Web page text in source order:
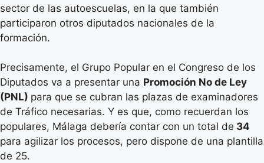
sector de las autoescuelas, en la que también
participaron otros diputados nacionales de la
formación.
Precisamente, el Grupo Popular en el Congreso de los
Diputados va a presentar una Promoción No de Ley
(PNL) para que se cubran las plazas de examinadores
de Tráfico necesarias. Y es que, como recuerdan los
populares, Málaga debería contar con un total de 34
para agilizar los procesos, pero dispone de una plantilla
de 25.